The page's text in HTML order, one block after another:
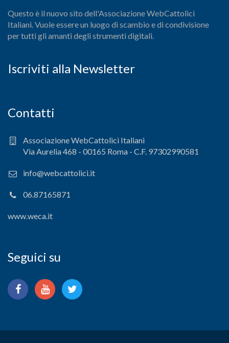
Questo è il nuovo sito dell'Associazione WebCattolici
Italiani. Vuole essere un luogo di scambio e di condivisione
per tutti gli amanti degli strumenti digitali.
Iscriviti alla Newsletter
Contatti
Associazione WebCattolici Italiani
Via Aurelia 468 - 00165 Roma - C.F. 97302990581
info@webcattolici.it
06.87165871
www.weca.it
Seguici su